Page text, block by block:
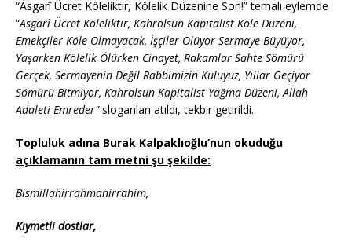
“Asgarî Ücret Köleliktir, Kölelik Düzenine Son!” temalı eylemde
“Asgarî Ücret Köleliktir, Kahrolsun Kapitalist Köle Düzeni,
Emekçiler Köle Olmayacak, İşçiler Ölüyor Sermaye Büyüyor,
Yaşarken Kölelik Ölürken Cinayet, Rakamlar Sahte Sömürü
Gerçek, Sermayenin Değil Rabbimizin Kuluyuz, Yıllar Geçiyor
Sömürü Bitmiyor, Kahrolsun Kapitalist Yağma Düzeni, Allah
Adaleti Emreder”sloganları atıldı, tekbir getirildi.
Topluluk adına Burak Kalpaklıoğlu’nun okuduğu
açıklamanın tam metni şu şekilde:
Bismillahirrahmanirrahim,
Kıymetli dostlar,